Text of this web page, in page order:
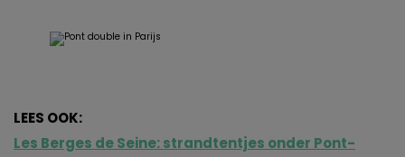
LEES OOK:
Les Berges de Seine: strandtentjes onder Pont-